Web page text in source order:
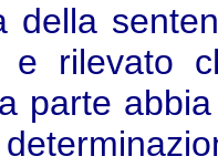
della
e rilevato
parte